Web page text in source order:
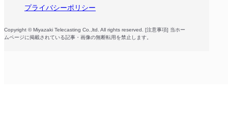
プライバシーポリシー
Copyright © Miyazaki Telecasting Co.,ltd. All rights reserved. [注意事項] 当ホー
ムページに掲載されている記事・画像の無断転用を禁止します。